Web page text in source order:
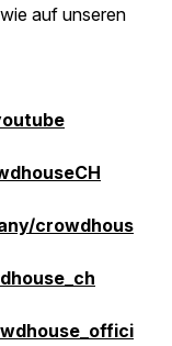
auf unseren
crowdhous